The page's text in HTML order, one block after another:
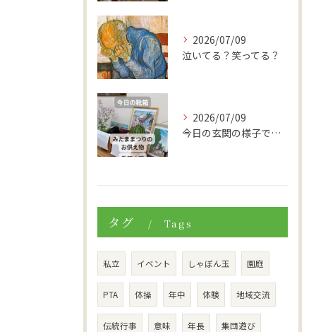
2026/07/09
泣いてる？笑ってる？
2026/07/09
今日の玄関の様子です。
タグ Tags
私立 イベント しゃぼん玉 園庭
PTA 体操 年中 体験 地域交流
伝統行事 意味 年長 集団遊び